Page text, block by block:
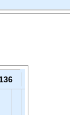
136